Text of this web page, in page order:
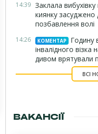
14:39 Заклала
киянку засуджено
позбавлення волі
14:26 КОМЕНТАР
Годину
інвалідного візка
дивом врятували
ВСІ
ВАКАНСІЇ